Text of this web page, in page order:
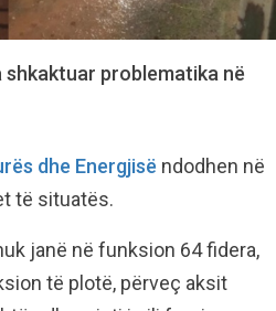
shkaktuar problematika në
dhe Energjisë ndodhen në
të situatës.
janë në funksion 64 fidera,
të plotë, përveç aksit